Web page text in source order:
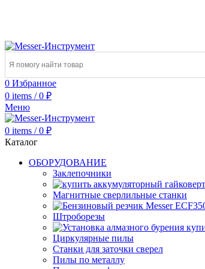
0 Избранное
0 items / 0 ₽
Меню
0 items / 0 ₽
Каталог
ОБОРУДОВАНИЕ
Заклепочники
Магнитные сверлильные станки
Штроборезы
Циркулярные пилы
Станки для заточки сверел
Пилы по металлу